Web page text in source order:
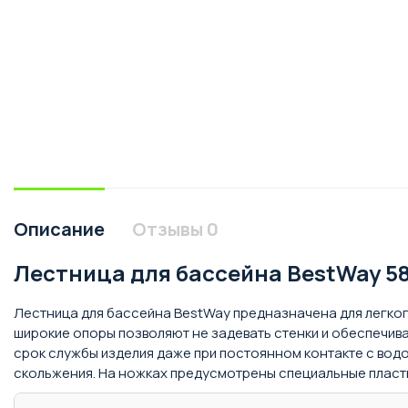
Описание Отзывы 0
Лестница для бассейна BestWay
Лестница для бассейна BestWay предназначена для
широкие опоры позволяют не задевать стенки и
срок службы изделия даже при постоянном контакте с
скольжения. На ножках предусмотрены специальные